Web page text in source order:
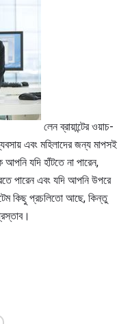
লেন ব্রায়ান্টের ওয়াচ-
এবং মহিলাদের জন্য মাপসই
যদি হাঁটতে না পারেন,
পারেন এবং যদি আপনি উপরে
কিছু প্রচলিতো আছে, কিন্তু